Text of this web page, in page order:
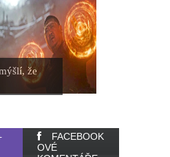
že
FACEBOOK
OVÉ